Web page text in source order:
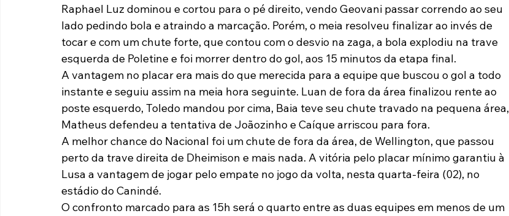
Raphael Luz dominou e cortou para o pé direito, vendo Geovani passar correndo ao seu
lado pedindo bola e atraindo a marcação. Porém, o meia resolveu finalizar ao invés de
tocar e com um chute forte, que contou com o desvio na zaga, a bola explodiu na trave
esquerda de Poletine e foi morrer dentro do gol, aos 15 minutos da etapa final.
A vantagem no placar era mais do que merecida para a equipe que buscou o gol a todo
instante e seguiu assim na meia hora seguinte. Luan de fora da área finalizou rente ao
poste esquerdo, Toledo mandou por cima, Baia teve seu chute travado na pequena área,
Matheus defendeu a tentativa de Joãozinho e Caíque arriscou para fora.
A melhor chance do Nacional foi um chute de fora da área, de Wellington, que passou
perto da trave direita de Dheimison e mais nada. A vitória pelo placar mínimo garantiu à
Lusa a vantagem de jogar pelo empate no jogo da volta, nesta quarta-feira (02), no
estádio do Canindé.
O confronto marcado para as 15h será o quarto entre as duas equipes em menos de um